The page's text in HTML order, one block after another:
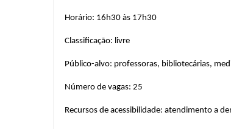
Horário: 16h30 às 17h30
Classificação: livre
Público-alvo: professoras, bibliotecárias,
Número de vagas: 25
Recursos de acessibilidade: atendimento a